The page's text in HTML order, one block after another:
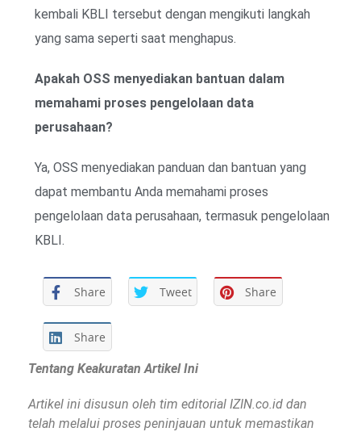
kembali KBLI tersebut dengan mengikuti langkah
yang sama seperti saat menghapus.
Apakah OSS menyediakan bantuan dalam
memahami proses pengelolaan data
perusahaan?
Ya, OSS menyediakan panduan dan bantuan yang
dapat membantu Anda memahami proses
pengelolaan data perusahaan, termasuk pengelolaan
KBLI.
Share Tweet Share
Share
Tentang Keakuratan Artikel Ini
Artikel ini disusun oleh tim editorial IZIN.co.id dan
telah melalui proses peninjauan untuk memastikan